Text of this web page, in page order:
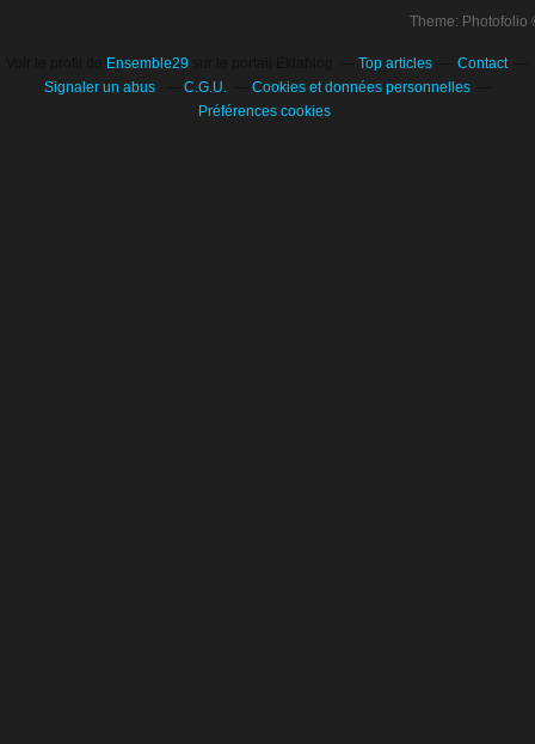
Theme:
Ensemble29 Top articles
Contact
Signaler un abus
C.G.U.
Cookies et données personnelles
Préférences cookies